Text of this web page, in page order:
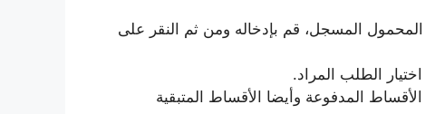
المسجل، قم بإدخاله ومن ثم النقر على
الطلب المراد.
المدفوعة وأيضا الأقساط المتبقية